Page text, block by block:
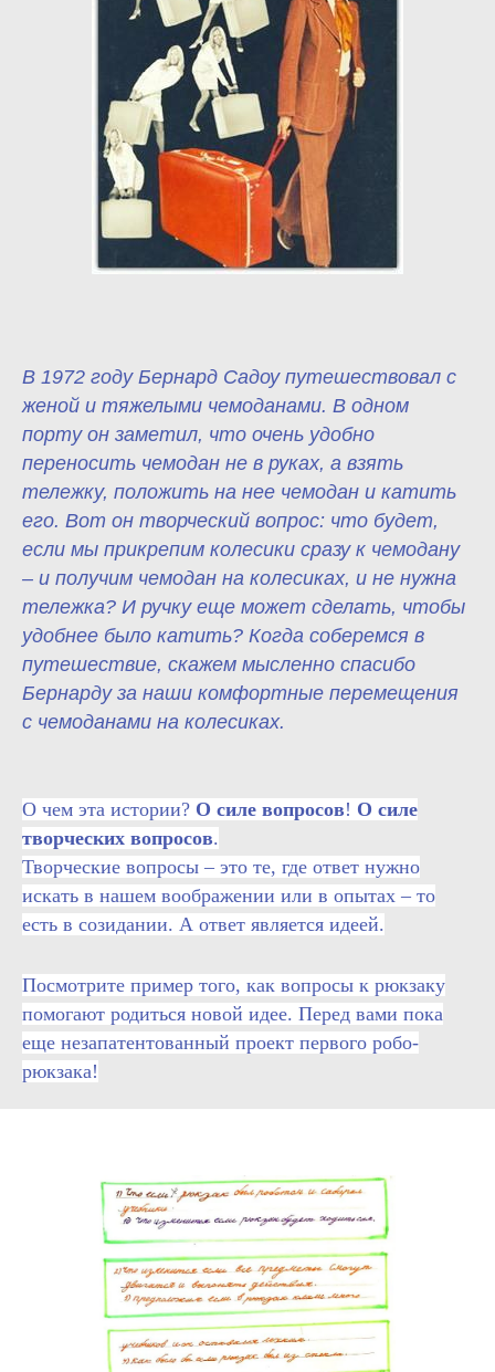
В 1972 году Бернард Садоу путешествовал с
женой и тяжелыми чемоданами. В одном
порту он заметил, что очень удобно
переносить чемодан не в руках, а взять
тележку, положить на нее чемодан и катить
его. Вот он творческий вопрос: что будет,
если мы прикрепим колесики сразу к чемодану
– и получим чемодан на колесиках, и не нужна
тележка? И ручку еще может сделать, чтобы
удобнее было катить? Когда соберемся в
путешествие, скажем мысленно спасибо
Бернарду за наши комфортные перемещения
с чемоданами на колесиках.
О чем эта истории? О силе вопросов! О силе
творческих вопросов.
Творческие вопросы – это те, где ответ нужно
искать в нашем воображении или в опытах – то
есть в созидании. А ответ является идеей.
Посмотрите пример того, как вопросы к рюкзаку
помогают родиться новой идее. Перед вами пока
еще незапатентованный проект первого робо-
рюкзака!